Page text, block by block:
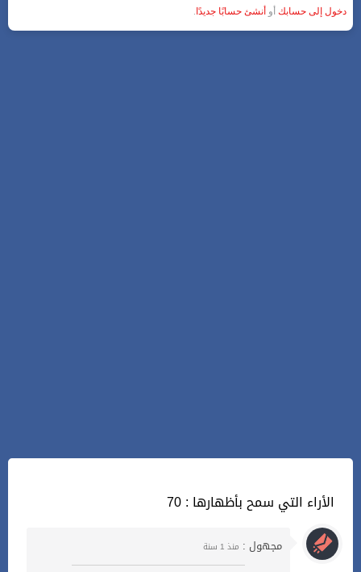
دخول إلى حسابك أو أنشئ حسابًا جديدًا .
70 : الأراء التي سمح بأظهارها
مجهول : منذ 1 سنة